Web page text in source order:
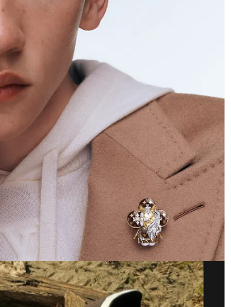
ai festeggiamenti del nuovo anno
, collaborando con aziende e marchi del
i brand occidentali in questione in
perrilevanza culturale e visibilità,
ha lavorato insieme al menswear
, originario della Cina ma che
per una collezione, mentre
H&M ha
Wei tramite laShanghai Fashion Week.
è andata virale per la giacca con i frog
Cina), ha creato le sneaker Qi Flow con il
lo stesso dettaglio; infine Gucci
, da
di Demna, ha creatoThe Gathering
la connessione umana.